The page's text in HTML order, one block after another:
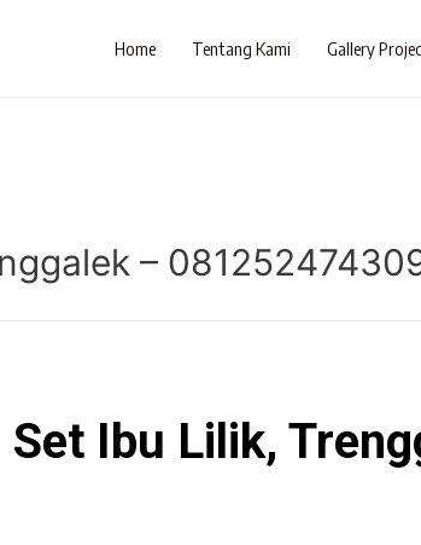
Home Tentang Kami Gallery
–
Set Ibu Lilik,